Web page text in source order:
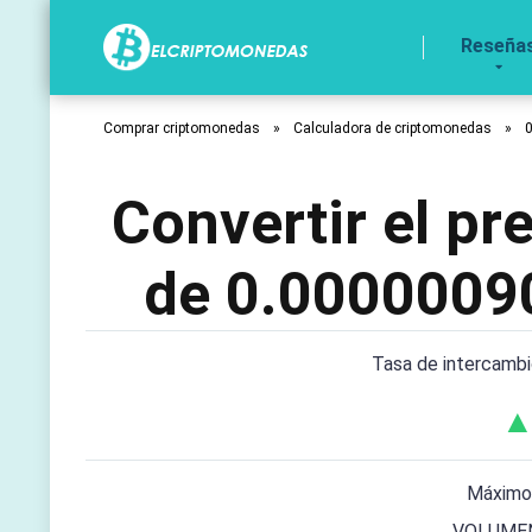
Comprar criptomonedas » Calculadora de criptomonedas »
Convertir el
de
Tasa de